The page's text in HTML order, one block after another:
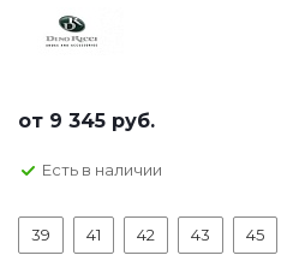
от 9 345 руб.
Есть в наличии
39 41 42 43 45